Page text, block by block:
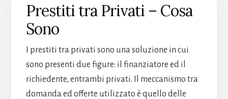
Prestiti tra Privati – Cosa
Sono
I prestiti tra privati sono una soluzione in cui
sono presenti due figure: il finanziatore ed il
richiedente, entrambi privati. Il meccanismo tra
domanda ed offerte utilizzato è quello delle